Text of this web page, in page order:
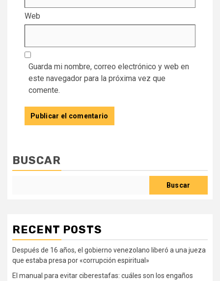
Web
Guarda mi nombre, correo electrónico y web en
este navegador para la próxima vez que
comente.
BUSCAR
Buscar
RECENT POSTS
Después de 16 años, el gobierno venezolano liberó a una jueza
que estaba presa por «corrupción espiritual»
El manual para evitar ciberestafas: cuáles son los engaños